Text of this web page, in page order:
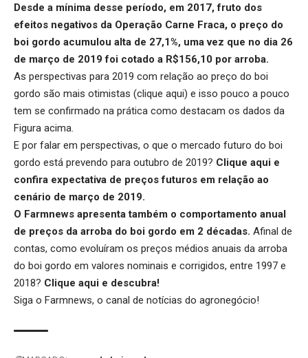
Desde a mínima desse período, em 2017, fruto dos
efeitos negativos da Operação Carne Fraca, o preço do
boi gordo acumulou alta de 27,1%, uma vez que no dia 26
de março de 2019 foi cotado a R$156,10 por arroba.
As perspectivas para 2019 com relação ao preço do boi
gordo são mais otimistas (clique aqui) e isso pouco a pouco
tem se confirmado na prática como destacam os dados da
Figura acima.
E por falar em perspectivas, o que o mercado futuro do boi
gordo está prevendo para outubro de 2019? Clique aqui e
confira expectativa de preços futuros em relação ao
cenário de março de 2019.
O Farmnews apresenta também o comportamento anual
de preços da arroba do boi gordo em 2 décadas. Afinal de
contas, como evoluíram os preços médios anuais da arroba
do boi gordo em valores nominais e corrigidos, entre 1997 e
2018? Clique aqui e descubra!
Siga o Farmnews, o canal de notícias do agronegócio!